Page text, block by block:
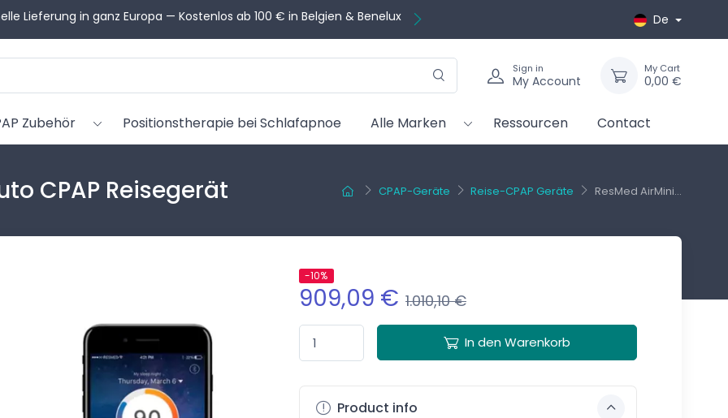
Sie Hilfe bei der Auswahl? Unsere CPAP-Berater helfen Ihnen kostenlos De
Sign in
My Account
My Cart
0,00 €
Zubehör Positionstherapie bei Schlafapnoe Alle Marken Ressourcen Contact
CPAP-Geräte Reise-CPAP Geräte ResMed AirMini...
CPAP Reisegerät
-10%
909,09 € 1.010,10 €
In den Warenkorb
Product info